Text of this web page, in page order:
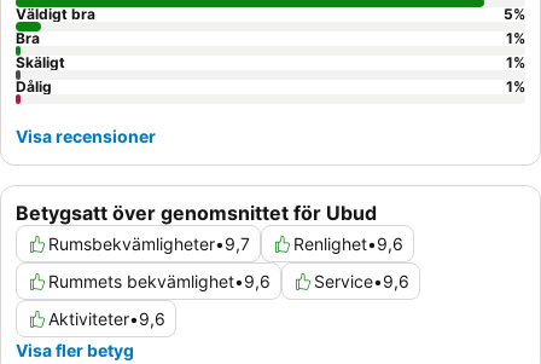
Betygsatt över genomsnittet för Ubud
Rumsbekvämligheter•9,7 Renlighet•9,6
Rummets bekvämlighet•9,6 Service•9,6
Aktiviteter•9,6
Visa fler betyg
Väldigt bra
5%
Bra
1%
Skäligt
1%
Dålig
1%
Visa recensioner